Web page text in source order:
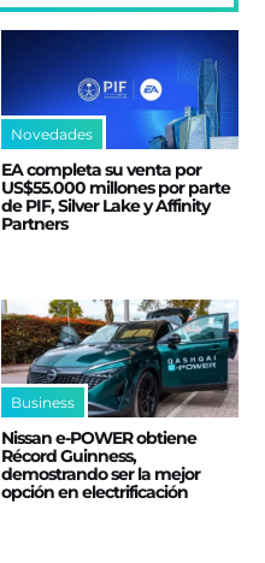
Novedades
EA completa su venta por
US$55.000 millones por parte
de PIF, Silver Lake y Affinity
Partners
Business
Nissan e‑POWER obtiene
Récord Guinness,
demostrando ser la mejor
opción en electrificación